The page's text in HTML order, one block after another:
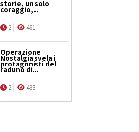
storie, un solo
coraggio,...
2 461
Operazione
Nostalgia svela i
protagonisti del
raduno di...
2 433